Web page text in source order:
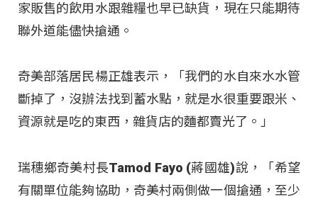
家販售的飲用水跟雜糧也早已缺貨，現在只能期待
聯外道能儘快搶通。
奇美部落居民楊正雄表示，「我們的水自來水水管
斷掉了，沒辦法找到蓄水點，就是水很重要跟米、
資源就是吃的東西，雜貨店的麵都賣光了。」
瑞穗鄉奇美村長Tamod Fayo (蔣國雄)說，「希望
有關單位能夠協助，奇美村兩側做一個搶通，至少